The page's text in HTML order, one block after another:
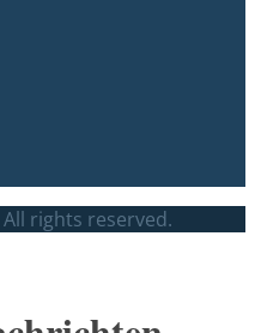
rights reserved.